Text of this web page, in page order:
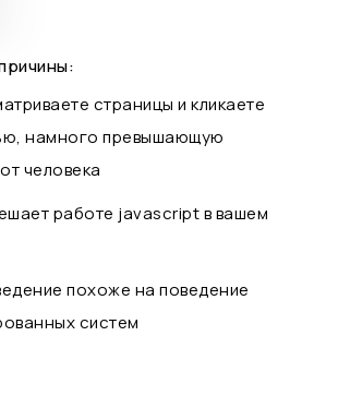
страницы и кликаете
намного превышающую
человека
работе javascript в вашем
похоже на поведение
систем